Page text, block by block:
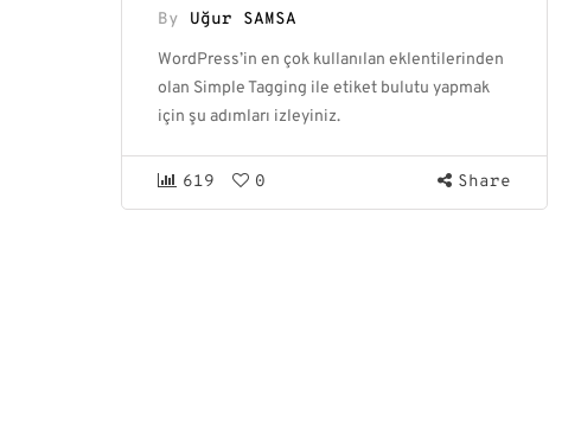
By Uğur SAMSA
WordPress’in en çok kullanılan eklentilerinden
olan Simple Tagging ile etiket bulutu yapmak
için şu adımları izleyiniz.
619 0 Share